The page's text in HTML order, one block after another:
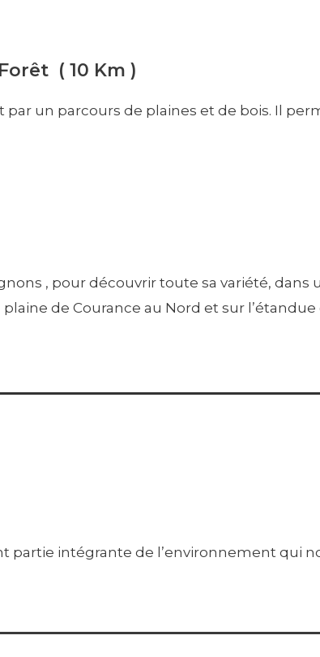
( 10 Km )
un parcours de plaines et de bois. Il
, pour découvrir toute sa variété,
de Courance au Nord et sur l’étandue
partie intégrante de l’environnement qui